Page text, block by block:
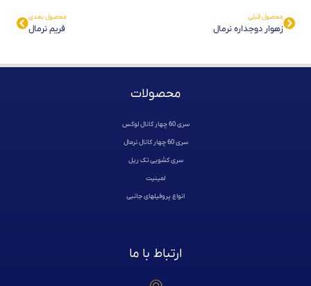
محصول قبلی
زهوار دوجداره نرمال
محصول بعدی
فریم نرمال
محصولات
سری 60 چهار کانال لوکس
سری 60 چهار کانال نرمال
سری کشویی تک ریل
لمینیت
انواع پروفیلهای جانبی
ارتباط با ما